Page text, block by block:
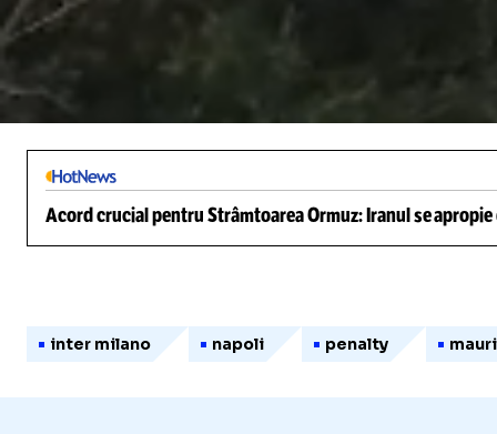
Acord crucial pentru Strâmtoarea Ormuz: Iranul se
inter milano napoli penalty